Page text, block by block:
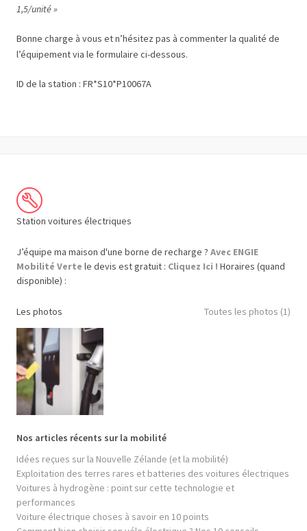
1,5/unité »
Bonne charge à vous et n’hésitez pas à commenter la qualité de
l’équipement via le formulaire ci-dessous.
ID de la station : FR*S10*P10067A
Station voitures électriques
J’équipe ma maison d'une borne de recharge ? Avec ENGIE
Mobilité Verte le devis est gratuit : Cliquez Ici ! Horaires (quand
disponible) :
Les photos Toutes les photos (1)
Nos articles récents sur la mobilité
Idées reçues sur la Nouvelle Zélande (et la mobilité)
Exploitation des terres rares et batteries des voitures électriques
Voitures à hydrogène : point sur cette technologie et
performances
Voiture électrique choses à savoir en 10 points